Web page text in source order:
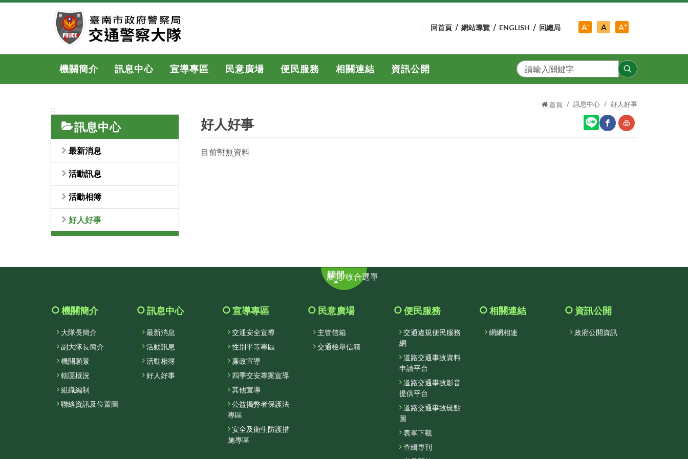
跳
內
::: 回首頁 網站導覽 ENGLISH 回總局 A-
級
A中
A+
級
機關簡介 訊息中心 宣導專區 民意廣場 便民服務 相關連結 資訊公開
搜
尋
:::
訊息中心
最新消息
活動訊息
活動相簿
好人好事
::: 首頁 訊息中心 好人好事
好人好事
目前暫無資料
展開/收合選單
機關簡介
大隊長簡介
副大隊長簡介
機關願景
轄區概況
組織編制
聯絡資訊及位置圖
訊息中心
最新消息
活動訊息
活動相簿
好人好事
宣導專區
交通安全宣導
性別平等專區
廉政宣導
四季交安專案宣導
其他宣導
公益揭弊者保護法
專區
安全及衛生防護措
施專區
民意廣場
主管信箱
交通檢舉信箱
便民服務
交通違規便民服務
網
道路交通事故資料
申請平台
道路交通事故影音
提供平台
道路交通事故斑點
圖
表單下載
查緝專刊
相關連結
網網相連
資訊公開
政府公開資訊